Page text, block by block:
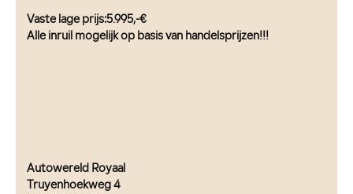
Vaste lage prijs:5.995,-€
Alle inruil mogelijk op basis van handelsprijzen!!!
Autowereld Royaal
Truyenhoekweg 4